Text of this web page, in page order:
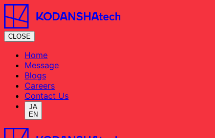
CLOSE
Home
Message
Blogs
Careers
Contact Us
JA
EN